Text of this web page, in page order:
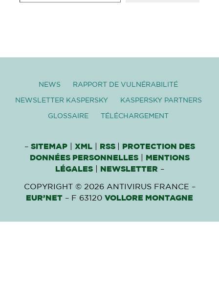
NEWS RAPPORT DE VULNÉRABILITÉ
NEWSLETTER KASPERSKY KASPERSKY PARTNERS
GLOSSAIRE TÉLÉCHARGEMENT
– SITEMAP| XML| RSS
PROTECTION DES
DONNÉES PERSONNELLES|
MENTIONS
LÉGALES| NEWSLETTER –
COPYRIGHT © 2026 ANTIVIRUS FRANCE –
EUR’NET – F 63120 VOLLORE MONTAGNE